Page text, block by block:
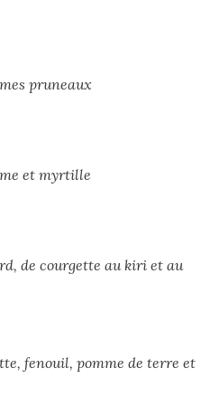
pruneaux
et myrtille
de courgette au kiri et au
fenouil, pomme de terre et